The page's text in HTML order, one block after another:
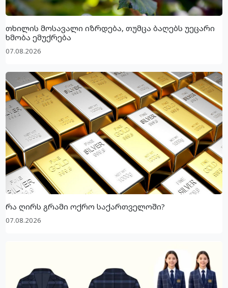
თხილის მოსავალი იზრდება, თუმცა ბაღებს უეცარი
ხმობა ემუქრება
07.08.2026
რა ღირს გრამი ოქრო საქართველოში?
07.08.2026